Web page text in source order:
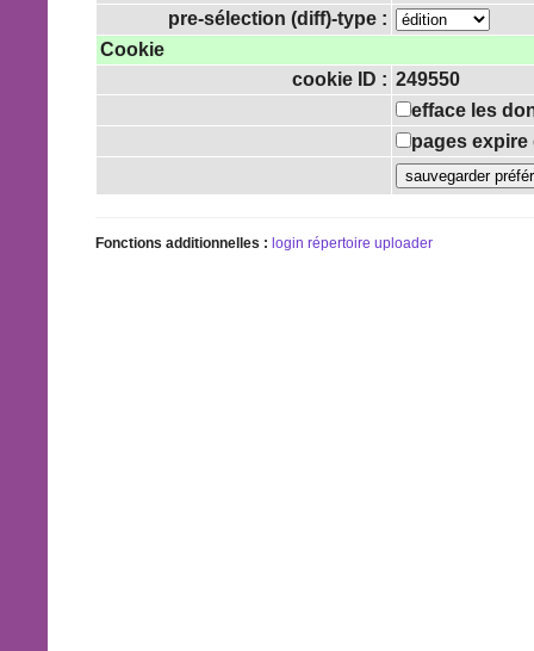
pre-sélection (diff)-type :
Cookie
cookie ID : 249550
efface les
pages
Fonctions additionnelles : login répertoire uploader